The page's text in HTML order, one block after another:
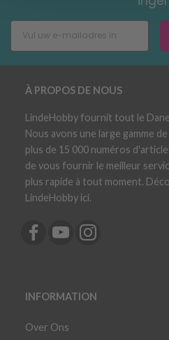
À PROPOS DE NOUS
LindeHobby fournit tout le
Nous avons une large gamme
plus de 15 000 numéros
de vous fournir le meilleur
plus rapide à tout moment.
LindeHobby ici.
INFORMATION
Over Ons